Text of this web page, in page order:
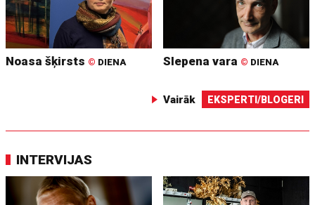
Noasa šķirsts © DIENA Slepena vara © DIENA
Vairāk EKSPERTI/BLOGERI
INTERVIJAS